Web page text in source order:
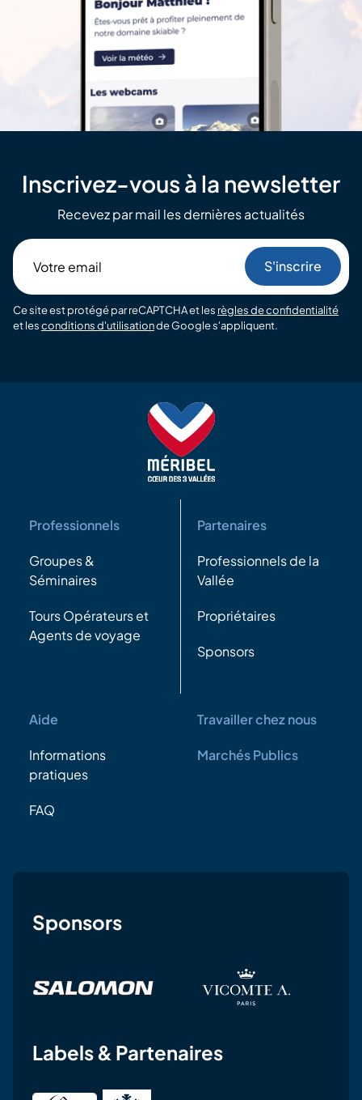
Inscrivez-vous à la newsletter
Recevez par mail les dernières actualités
email
Ce site est protégé par reCAPTCHA et les règles de confidentialité
et lesconditions d'utilisationde Google s'appliquent.
Professionnels
Groupes &
Séminaires
Tours Opérateurs et
Agents de voyage
Partenaires
Professionnels de la
Vallée
Propriétaires
Sponsors
Aide
Informations
pratiques
FAQ
Travailler chez nous
Marchés Publics
Sponsors
Labels & Partenaires